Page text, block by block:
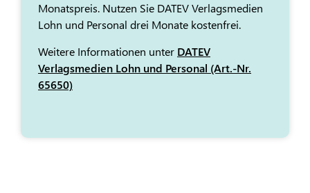
Monatspreis. Nutzen Sie DATEV Verlagsmedien
Lohn und Personal drei Monate kostenfrei.
Weitere Informationen unter DATEV
Verlagsmedien Lohn und Personal (Art.-Nr.
65650)